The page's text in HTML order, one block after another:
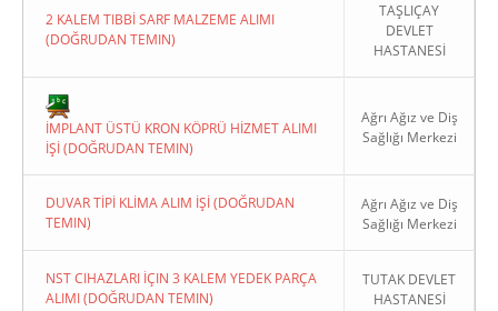
2 KALEM TIBBİ SARF MALZEME ALIMI
(DOĞRUDAN TEMIN)
TAŞLIÇAY
DEVLET
HASTANESİ
İMPLANT ÜSTÜ KRON KÖPRÜ HİZMET ALIMI
İŞİ (DOĞRUDAN TEMIN)
Ağrı Ağız ve Diş
Sağlığı Merkezi
DUVAR TİPİ KLİMA ALIM İŞİ (DOĞRUDAN
TEMIN)
Ağrı Ağız ve Diş
Sağlığı Merkezi
NST CIHAZLARI İÇIN 3 KALEM YEDEK PARÇA
ALIMI (DOĞRUDAN TEMIN)
TUTAK DEVLET
HASTANESİ